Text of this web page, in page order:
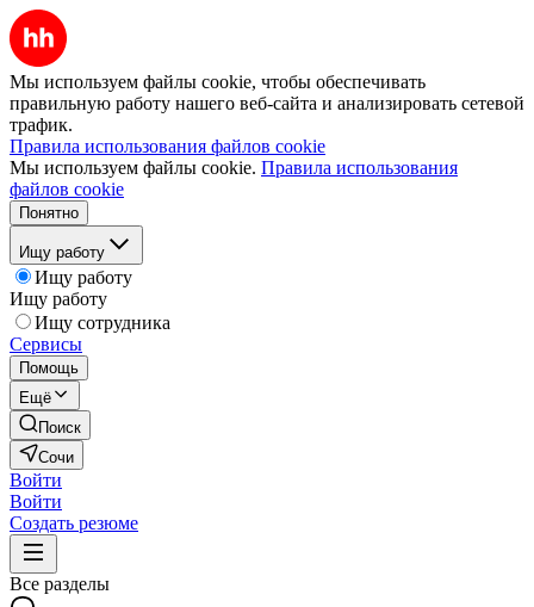
Мы используем файлы cookie, чтобы обеспечивать
правильную работу нашего веб-сайта и анализировать сетевой
трафик.
Правила использования файлов cookie
Мы используем файлы cookie. Правила использования
файлов cookie
Понятно
Ищу работу
Ищу работу
Ищу работу
Ищу сотрудника
Сервисы
Помощь
Ещё
Поиск
Сочи
Войти
Войти
Создать резюме
Все разделы